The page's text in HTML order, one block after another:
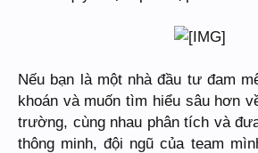
Nếu bạn là một nhà đầu tư đam
khoán và muốn tìm hiểu sâu hơn
trường, cùng nhau phân tích và
thông minh, đội ngũ của team